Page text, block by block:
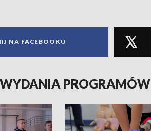
NA FACEBOOKU
PROGRAMÓW